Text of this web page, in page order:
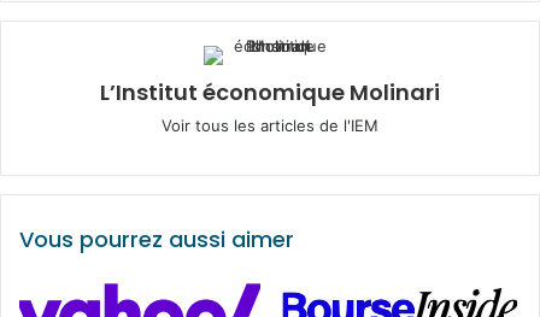
L’Institut économique Molinari
Voir tous les articles de l'IEM
Vous pourrez aussi aimer